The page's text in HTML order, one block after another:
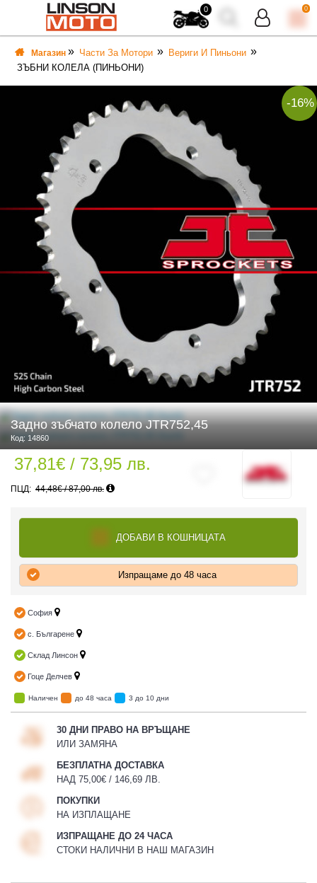
ЕКИПИРОВКА
0 0
Магазин Части За Мотори
Вериги И Пиньони
ЗЪБНИ КОЛЕЛА (ПИНЬОНИ)
-16%
Задно зъбчато колело JTR752,45
Код: 14860
37,81€ / 73,95 лв.
44,48€ / 87,00 лв.
ДОБАВИ В КОШНИЦАТА
Изпращаме до 48 часа
София
с. Българене
Склад Линсон
Гоце Делчев
Наличен до 48 часа 3 до 10 дни
30 ДНИ ПРАВО НА ВРЪЩАНЕ
ИЛИ ЗАМЯНА
БЕЗПЛАТНА ДОСТАВКА
НАД 75,00€ / 146,69 ЛВ.
ПОКУПКИ
НА ИЗПЛАЩАНЕ
ИЗПРАЩАНЕ ДО 24 ЧАСА
СТОКИ НАЛИЧНИ В НАШ МАГАЗИН